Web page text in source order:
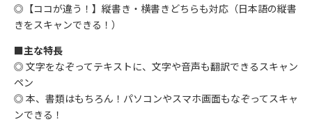
◎【ココが違う！】縦書き・横書きどちらも対応（日本語の縦書
きをスキャンできる！）
■主な特長
◎ 文字をなぞってテキストに、文字や音声も翻訳できるスキャン
ペン
◎ 本、書類はもちろん！パソコンやスマホ画面もなぞってスキャ
ンできる！